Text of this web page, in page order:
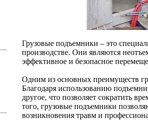
Грузовые подъемники – это
производстве. Они являются
эффективное и безопасное
Одним из основных преимуществ
Благодаря использованию
другое, что позволяет сократить
того, грузовые подъемники
возникновения травм и